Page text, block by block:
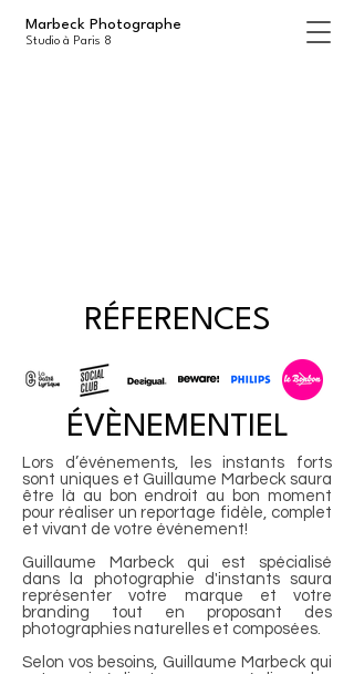
Marbeck Photographe
Studio à Paris 8
RÉFERENCES
ÉVÈNEMENTIEL
Lors d’événements, les instants forts
sont uniques et Guillaume Marbeck saura
être là au bon endroit au bon moment
pour réaliser un reportage fidèle, complet
et vivant de votre événement!
Guillaume Marbeck qui est spécialisé
dans la photographie d'instants saura
représenter votre marque et votre
branding tout en proposant des
photographies naturelles et composées.
Selon vos besoins, Guillaume Marbeck qui